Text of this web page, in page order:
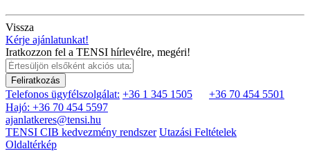
Vissza
Kérje ajánlatunkat!
Iratkozzon fel a TENSI hírlevélre, megéri!
Feliratkozás
Telefonos ügyfélszolgálat: +36 1 345 1505
+36 70 454 5501
Hajó: +36 70 454 5597
ajanlatkeres@tensi.hu
TENSI CIB kedvezmény rendszer Utazási Feltételek
Oldaltérkép